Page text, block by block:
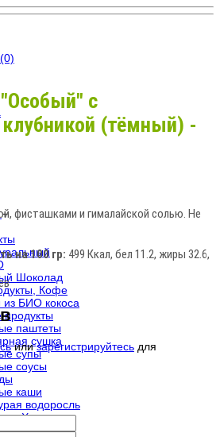
+
Шоколад
Кофе
БИО кокоса
паштеты
сушка
супы
соусы
каши
водоросль
и Хлорелла
с
(тёмный) -
фисташками и гималайской солью. Не
на 100 гр: 499 Ккал, бел 11.2, жиры 32.6,
илизарегистрируйтесь для